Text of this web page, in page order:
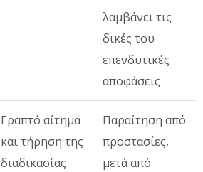
λαμβάνει τις
δικές του
επενδυτικές
αποφάσεις
Γραπτό αίτημα
και τήρηση της
διαδικασίας
Παραίτηση από
προστασίες,
μετά από